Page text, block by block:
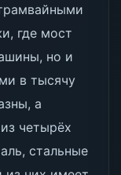
где мост
но и
в тысячу
а
четырёх
стальные